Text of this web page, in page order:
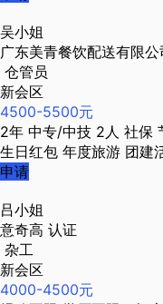
吴小姐
广东美青餐饮配送有限公
仓管员
新会区
4500-5500元
2年 中专/中技 2人 社保
生日红包 年度旅游 团建
申请
吕小姐
意奇高 认证
杂工
新会区
4000-4500元